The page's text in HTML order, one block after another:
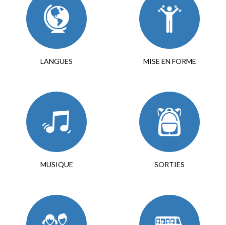
LANGUES MISE EN FORME
MUSIQUE SORTIES